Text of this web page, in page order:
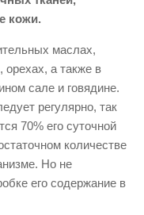
кожи.
маслах,
орехах, а также в
сале и говядине.
регулярно, так
70% его суточной
количестве
Но не
его содержание в